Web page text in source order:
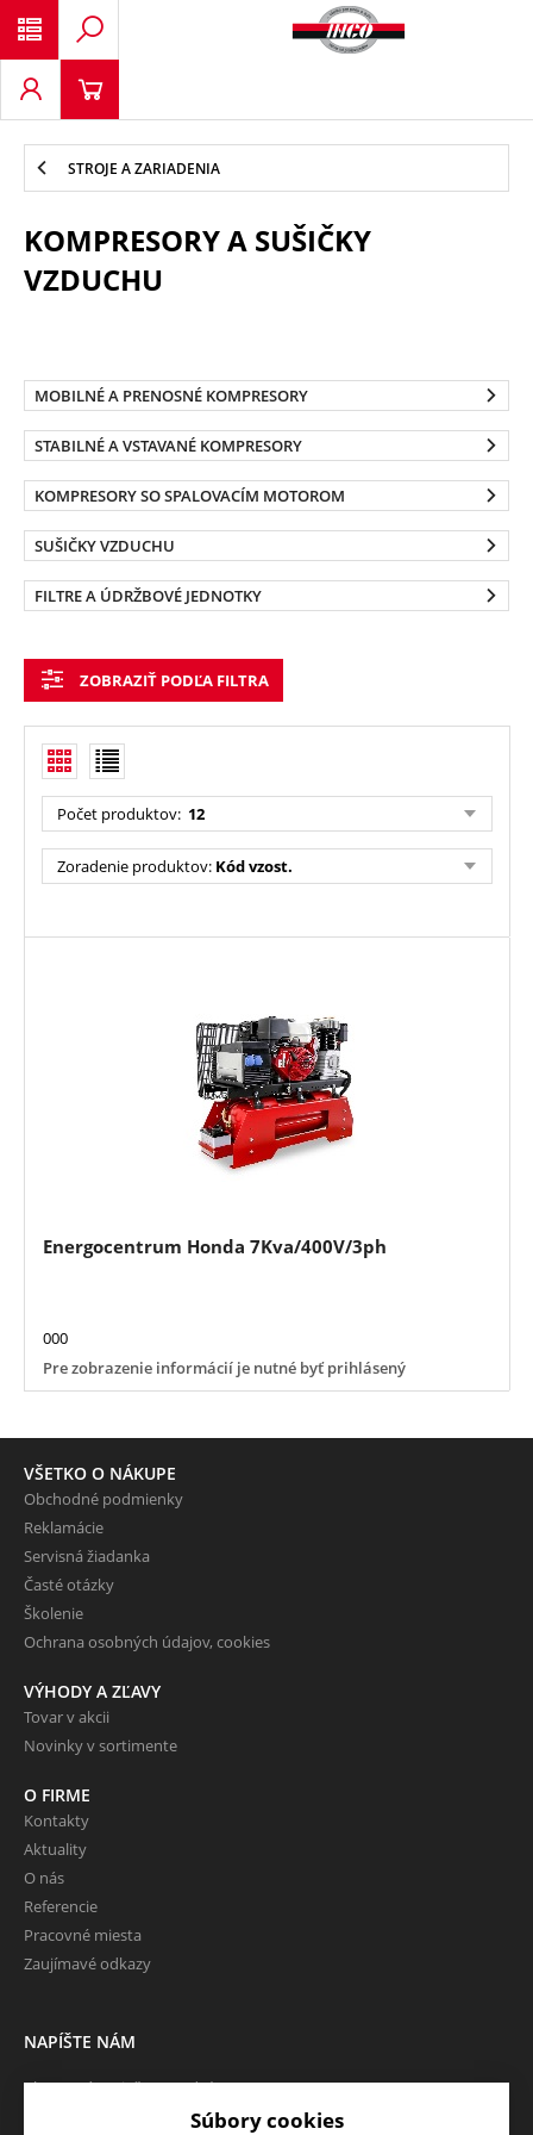
STROJE A ZARIADENIA
KOMPRESORY A SUŠIČKY
VZDUCHU
MOBILNÉ A PRENOSNÉ KOMPRESORY
STABILNÉ A VSTAVANÉ KOMPRESORY
KOMPRESORY SO SPALOVACÍM MOTOROM
SUŠIČKY VZDUCHU
FILTRE A ÚDRŽBOVÉ JEDNOTKY
ZOBRAZIŤ PODĽA FILTRA
Počet produktov: 12
Zoradenie produktov: Kód vzost.
Energocentrum Honda 7Kva/400V/3ph
000
Pre zobrazenie informácií je nutné byť prihlásený
VŠETKO O NÁKUPE
Obchodné podmienky
Reklamácie
Servisná žiadanka
Časté otázky
Školenie
Ochrana osobných údajov, cookies
VÝHODY A ZĽAVY
Tovar v akcii
Novinky v sortimente
O FIRME
Kontakty
Aktuality
O nás
Referencie
Pracovné miesta
Zaujímavé odkazy
NAPÍŠTE NÁM
Chcete nám niečo povedať o
našich produktoch alebo e-
shope? Neváhajte napísať.Súbory cookies